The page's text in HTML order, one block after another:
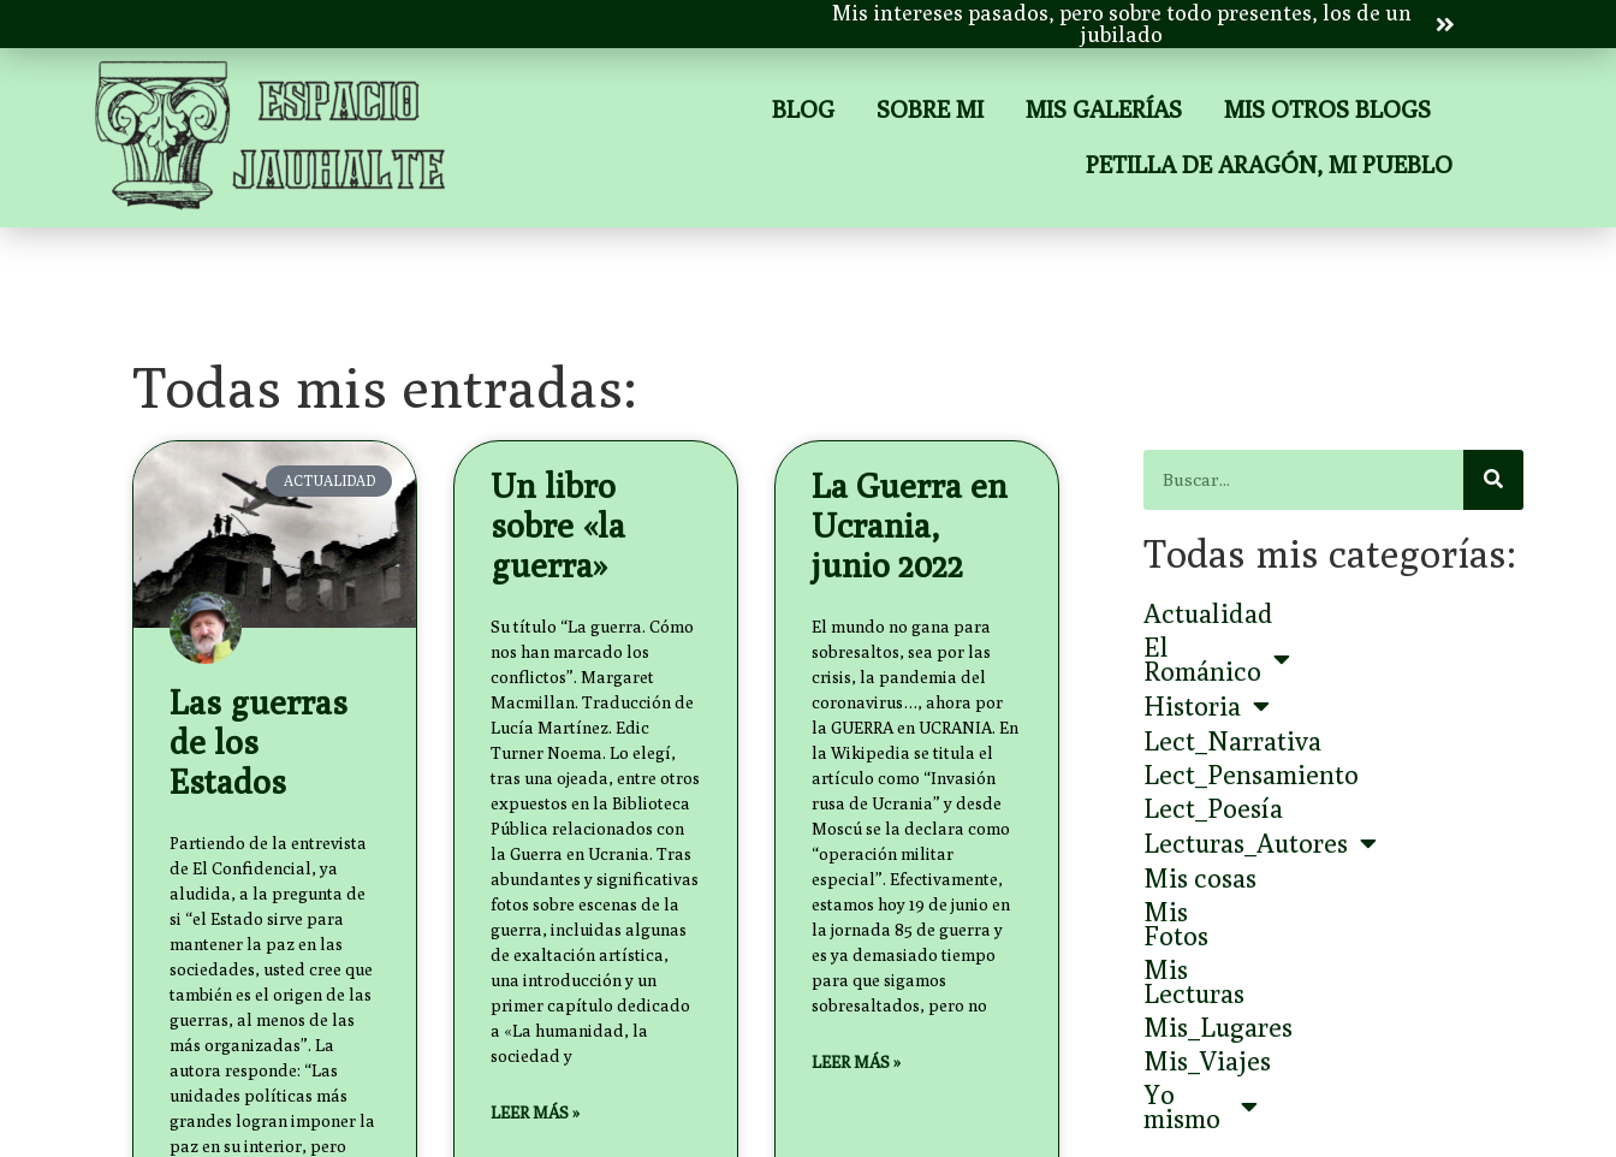
Mis intereses pasados, pero sobre todo presentes, los de un
jubilado
BLOG SOBRE MI MIS GALERÍAS
MIS OTROS BLOGS
PETILLA DE ARAGÓN, MI PUEBLO
Todas mis entradas:
ACTUALIDAD
Las guerras
de los
Estados
Partiendo de la entrevista
de El Confidencial, ya
aludida, a la pregunta de
si “el Estado sirve para
mantener la paz en las
sociedades, usted cree que
también es el origen de las
guerras, al menos de las
más organizadas”. La
autora responde: “Las
unidades políticas más
grandes logran imponer la
paz en su interior, pero
Un libro
sobre «la
guerra»
Su título “La guerra. Cómo
nos han marcado los
conflictos”. Margaret
Macmillan. Traducción de
Lucía Martínez. Edic
Turner Noema. Lo elegí,
tras una ojeada, entre otros
expuestos en la Biblioteca
Pública relacionados con
la Guerra en Ucrania. Tras
abundantes y significativas
fotos sobre escenas de la
guerra, incluidas algunas
de exaltación artística,
una introducción y un
primer capítulo dedicado
a «La humanidad, la
sociedad y
LEER MÁS »
La Guerra en
Ucrania,
junio 2022
El mundo no gana para
sobresaltos, sea por las
crisis, la pandemia del
coronavirus…, ahora por
la GUERRA en UCRANIA. En
la Wikipedia se titula el
artículo como “Invasión
rusa de Ucrania” y desde
Moscú se la declara como
“operación militar
especial”. Efectivamente,
estamos hoy 19 de junio en
la jornada 85 de guerra y
es ya demasiado tiempo
para que sigamos
sobresaltados, pero no
LEER MÁS »
Todas mis categorías:
Actualidad
El
Románico
Historia
Lect_Narrativa
Lect_Pensamiento
Lect_Poesía
Lecturas_Autores
Mis cosas
Mis
Fotos
Mis
Lecturas
Mis_Lugares
Mis_Viajes
Yo
mismo